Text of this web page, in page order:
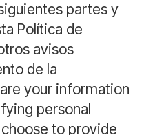
partes y
Política de
avisos
de la
your information
personal
to provide